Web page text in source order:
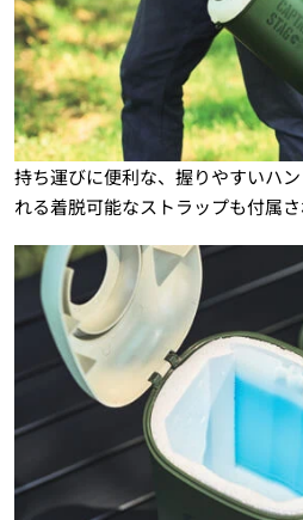
持ち運びに便利な、握りやすいハ
れる着脱可能なストラップも付属さ